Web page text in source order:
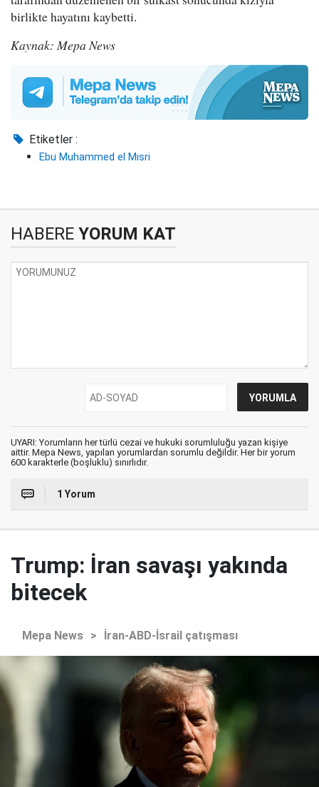
birlikte hayatını kaybetti.
Kaynak: Mepa News
Etiketler :
Ebu Muhammed el Mısri
HABERE YORUM KAT
UYARI: Yorumların her türlü cezai ve hukuki sorumluluğu yazan kişiye
aittir. Mepa News, yapılan yorumlardan sorumlu değildir. Her bir yorum
600 karakterle (boşluklu) sınırlıdır.
1 Yorum
Trump: İran savaşı yakında
bitecek
Mepa News > İran-ABD-İsrail çatışması